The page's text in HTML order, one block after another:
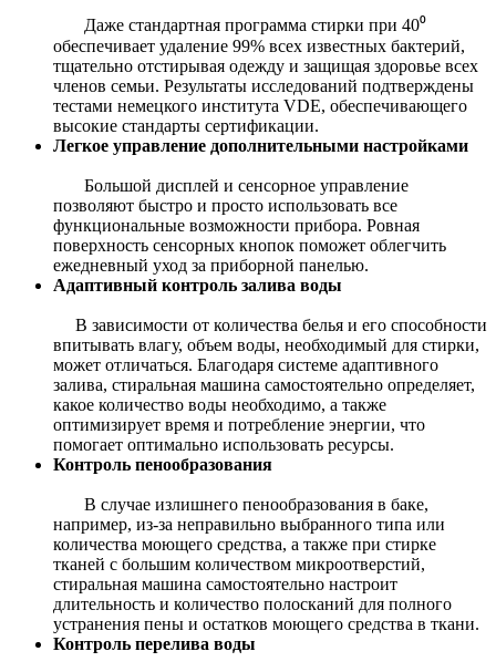
Даже стандартная программа стирки при 40⁰
обеспечивает удаление 99% всех известных бактерий,
тщательно отстирывая одежду и защищая здоровье всех
членов семьи. Результаты исследований подтверждены
тестами немецкого института VDE, обеспечивающего
высокие стандарты сертификации.
Легкое управление дополнительными настройками
Большой дисплей и сенсорное управление
позволяют быстро и просто использовать все
функциональные возможности прибора. Ровная
поверхность сенсорных кнопок поможет облегчить
ежедневный уход за приборной панелью.
Адаптивный контроль залива воды
В зависимости от количества белья и его способности
впитывать влагу, объем воды, необходимый для стирки,
может отличаться. Благодаря системе адаптивного
залива, стиральная машина самостоятельно определяет,
какое количество воды необходимо, а также
оптимизирует время и потребление энергии, что
помогает оптимально использовать ресурсы.
Контроль пенообразования
В случае излишнего пенообразования в баке,
например, из-за неправильно выбранного типа или
количества моющего средства, а также при стирке
тканей с большим количеством микроотверстий,
стиральная машина самостоятельно настроит
длительность и количество полосканий для полного
устранения пены и остатков моющего средства в ткани.
Контроль перелива воды